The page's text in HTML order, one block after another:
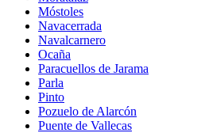
Móstoles
Navacerrada
Navalcarnero
Ocaña
Paracuellos de Jarama
Parla
Pinto
Pozuelo de Alarcón
Puente de Vallecas